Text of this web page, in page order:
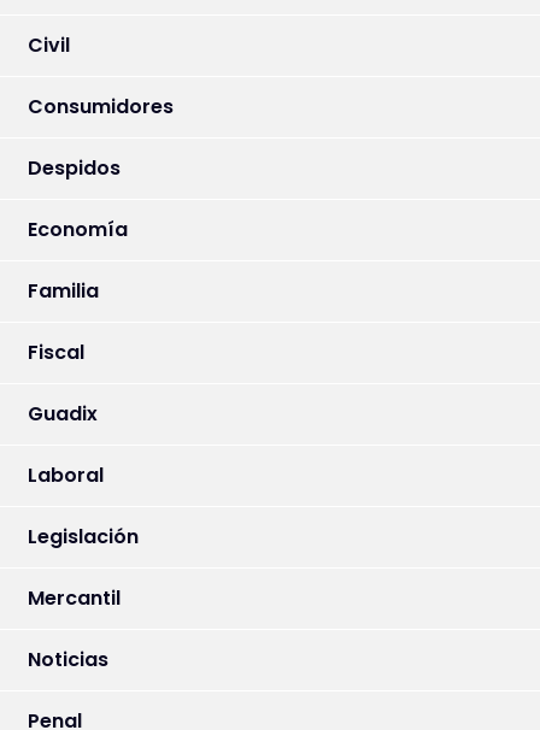
Civil
Consumidores
Despidos
Economía
Familia
Fiscal
Guadix
Laboral
Legislación
Mercantil
Noticias
Penal